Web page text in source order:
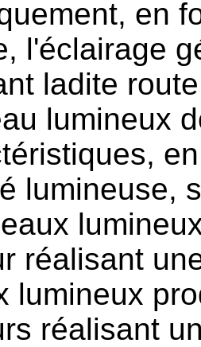
en
l'éclairage
ladite
lumineux
lumineuse,
réalisant
lumineux
réalisant